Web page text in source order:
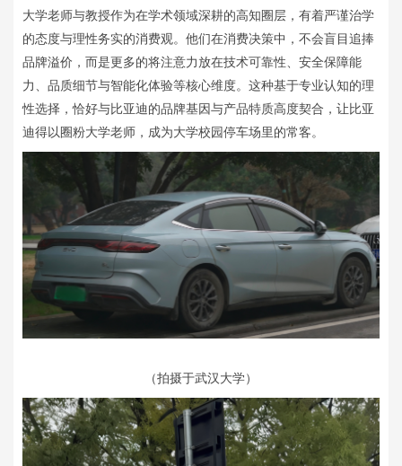
大学老师与教授作为在学术领域深耕的高知圈层，有着严谨治学
的态度与理性务实的消费观。他们在消费决策中，不会盲目追捧
品牌溢价，而是更多的将注意力放在技术可靠性、安全保障能
力、品质细节与智能化体验等核心维度。这种基于专业认知的理
性选择，恰好与比亚迪的品牌基因与产品特质高度契合，让比亚
迪得以圈粉大学老师，成为大学校园停车场里的常客。
（拍摄于武汉大学）